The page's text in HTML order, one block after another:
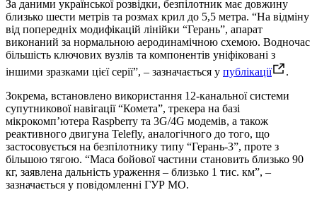
За даними української розвідки, безпілотник має довжину
близько шести метрів та розмах крил до 5,5 метра. “На відміну
від попередніх модифікацій лінійки “Герань”, апарат
виконаний за нормальною аеродинамічною схемою. Водночас
більшість ключових вузлів та компонентів уніфіковані з
іншими зразками цієї серії”, – зазначається у публікації
.
Зокрема, встановлено використання 12-канальної системи
супутникової навігації “Комета”, трекера на базі
мікрокомп’ютера Raspberry та 3G/4G модемів, а також
реактивного двигуна Telefly, аналогічного до того, що
застосовується на безпілотнику типу “Герань-3”, проте з
більшою тягою. “Маса бойової частини становить близько 90
кг, заявлена дальність ураження – близько 1 тис. км”, –
зазначається у повідомленні ГУР МО.